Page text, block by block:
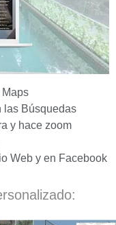
las Búsquedas
y hace zoom
Web y en Facebook